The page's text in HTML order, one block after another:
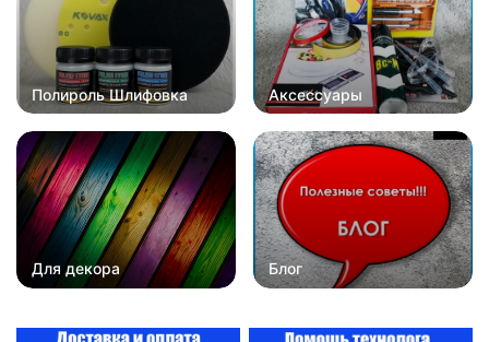
Полироль Шлифовка Аксессуары
Для декора Блог